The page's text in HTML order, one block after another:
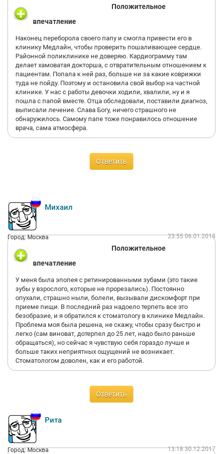
Положительное
впечатление
Наконец переборола своего папу и смогла привести его в
клинику Медлайн, чтобы проверить пошаливающее сердце.
Районной поликлинике не доверяю. Кардиограмму там
делает хамоватая докторша, с отвратительным отношением к
пациентам. Попала к ней раз, больше ни за какие коврижки
туда не пойду. Поэтому и остановила свой выбор на частной
клинике. У нас с работы девочки ходили, хвалили, ну и я
пошла с папой вместе. Отца обследовали, поставили диагноз,
выписали лечение. Слава Богу, ничего страшного не
обнаружилось. Самому папе тоже понравилось отношение
врача, сама атмосфера.
Ответить
Михаил
Город: Москва 23:55 06.01.2018
Положительное
впечатление
У меня была эпопея с ретинированными зубами (это такие
зубы у взрослого, которые не прорезались). Постоянно
опухали, страшно ныли, болели, вызывали дискомфорт при
приеме пищи. В последний раз надоело терпеть все это
безобразие, и я обратился к стоматологу в клинике Медлайн.
Проблема моя была решена, не скажу, чтобы сразу быстро и
легко (сам виноват, дотерпел до 25 лет, надо было раньше
обращаться), но сейчас я чувствую себя гораздо лучше и
больше таких неприятных ощущений не возникает.
Стоматологом доволен, как и его работой.
Ответить
Рита
Город: Москва 13:18 30.12.2017